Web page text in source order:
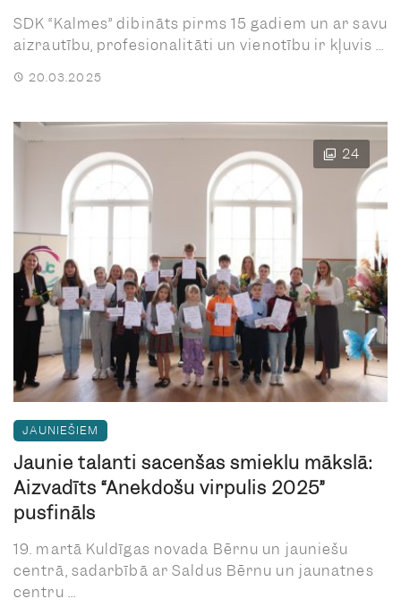
SDK “Kalmes” dibināts pirms 15 gadiem un ar savu
aizrautību, profesionalitāti un vienotību ir kļuvis ...
20.03.2025
24
JAUNIEŠIEM
Jaunie talanti sacenšas smieklu mākslā:
Aizvadīts “Anekdošu virpulis 2025”
pusfināls
19. martā Kuldīgas novada Bērnu un jauniešu
centrā, sadarbībā ar Saldus Bērnu un jaunatnes
centru ...